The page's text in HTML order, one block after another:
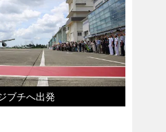
ブチへ出発